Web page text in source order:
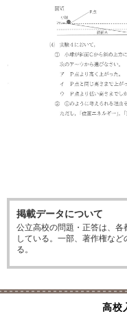
掲載データについて
公立高校の問題・正答は、
している。一部、著作権な
る。
高校